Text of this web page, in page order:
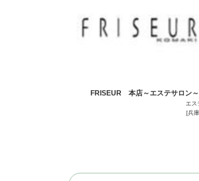
FRISEUR 本店～エステサロン～
エス
[兵